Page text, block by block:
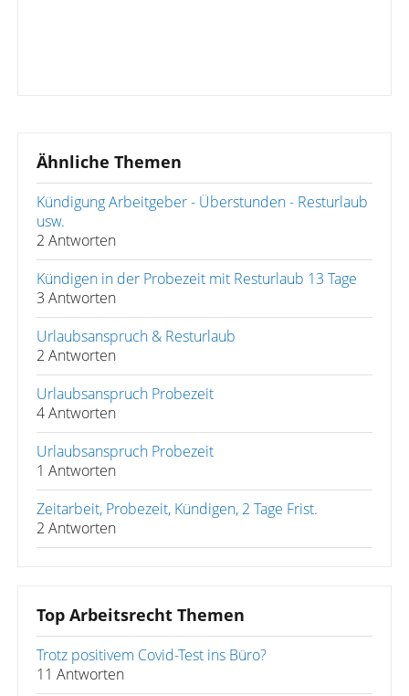
Ähnliche Themen
Kündigung Arbeitgeber - Überstunden - Resturlaub
usw.
2 Antworten
Kündigen in der Probezeit mit Resturlaub 13 Tage
3 Antworten
Urlaubsanspruch & Resturlaub
2 Antworten
Urlaubsanspruch Probezeit
4 Antworten
Urlaubsanspruch Probezeit
1 Antworten
Zeitarbeit, Probezeit, Kündigen, 2 Tage Frist.
2 Antworten
Top Arbeitsrecht Themen
Trotz positivem Covid-Test ins Büro?
11 Antworten